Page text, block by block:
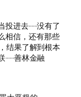
去······没有了
相信，还有那些
，结果了解到根本
善林金融